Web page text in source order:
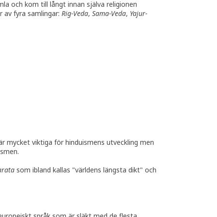
och kom till långt innan själva religionen
av fyra samlingar: Rig-Veda, Sama-Veda, Yajur-
mycket viktiga för hinduismens utveckling men
som ibland kallas "världens längsta dikt" och